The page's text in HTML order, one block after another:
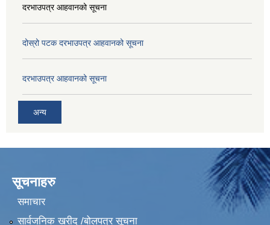
दरभाउपत्र आहवानको सूचना
दोस्रो पटक दरभाउपत्र आहवानको सूचना
दरभाउपत्र आहवानको सूचना
अन्य
सूचनाहरु
समाचार
सार्वजनिक खरीद /बोलपत्र सूचना